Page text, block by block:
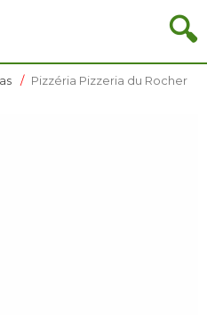
🔍
Pizzéria Pizzeria du Rocher